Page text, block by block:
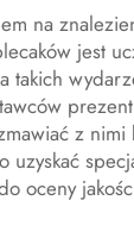
na
jest
takich
z
uzyskać
oceny